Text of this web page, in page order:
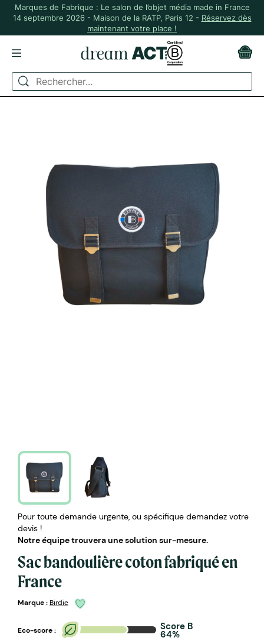
Marques de Fabrique : Le salon de l’objet média made in France
14 septembre 2026 - Maison de la RATP, Paris 12 - Réservez dès
maintenant votre place !
ACCUEIL BAGAGERIE
SAC BANDOULIÈRE COTON FABRIQUÉ EN FRANCE
Pour toute demande urgente, ou spécifique demandez votre
devis !
Notre équipe trouvera une solution sur-mesure.
Sac bandoulière coton fabriqué en
France
Marque :Birdie
Eco-score : Score B
64%